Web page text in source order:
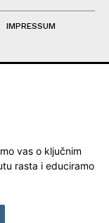
IMPRESSUM
vas o ključnim
rasta i educiramo